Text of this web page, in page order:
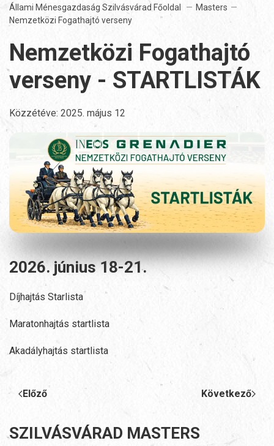
Állami Ménesgazdaság Szilvásvárad Főoldal
Masters
Nemzetközi Fogathajtó verseny
Nemzetközi Fogathajtó
verseny - STARTLISTÁK
Közzétéve: 2025. május 12
2026. június 18-21.
Díjhajtás Starlista
Maratonhajtás startlista
Akadályhajtás startlista
Előző Következő
SZILVÁSVÁRAD MASTERS